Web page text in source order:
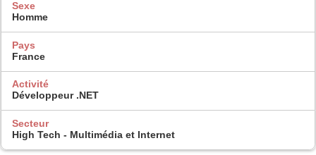
Sexe
Homme
Pays
France
Activité
Développeur .NET
Secteur
High Tech - Multimédia et Internet